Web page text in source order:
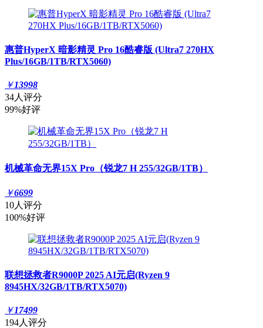
惠普HyperX 暗影精灵 Pro 16酷睿版 (Ultra7 270HX
Plus/16GB/1TB/RTX5060)
￥13998
34人评分
99%好评
机械革命无界15X Pro（锐龙7 H 255/32GB/1TB）
￥6699
10人评分
100%好评
联想拯救者R9000P 2025 AI元启(Ryzen 9
8945HX/32GB/1TB/RTX5070)
￥17499
194人评分